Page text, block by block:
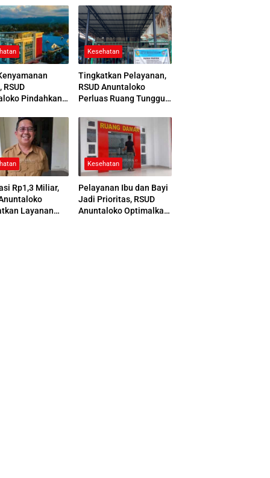
RSUD
Pindahkan
Kesehatan
Tingkatkan Pelayanan,
RSUD Anuntaloko
Perluas Ruang Tunggu
Parkir
Rp1,3 Miliar,
Layanan
Kesehatan
Pelayanan Ibu dan Bayi
Jadi Prioritas, RSUD
Anuntaloko Optimalkan